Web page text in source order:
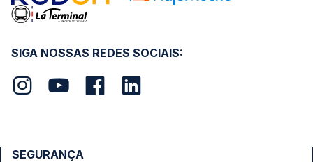
SIGA NOSSAS REDES SOCIAIS:
SEGURANÇA